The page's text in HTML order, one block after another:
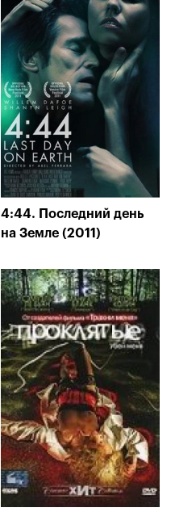
4:44. Последний день
на Земле (2011)